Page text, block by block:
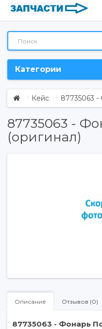
Категории
Кейс 87735063 -
87735063 -
(оригинал)
Описание Отзывов (0)
87735063 - Фонарь